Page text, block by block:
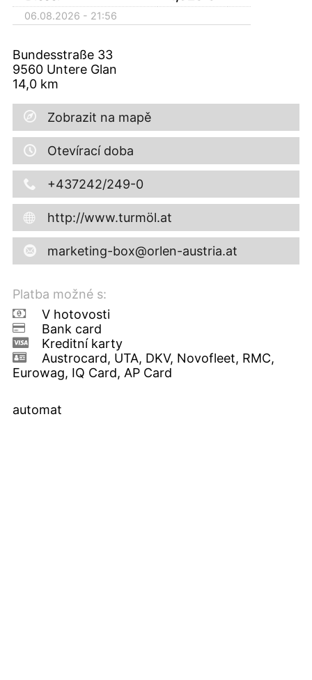
06.08.2026 - 21:56
Bundesstraße 33
9560 Untere Glan
14,0 km
Zobrazit na mapě
Otevírací doba
+437242/249-0
http://www.turmöl.at
marketing-box@orlen-austria.at
Platba možné s:
V hotovosti
Bank card
Kreditní karty
Austrocard, UTA, DKV, Novofleet, RMC,
Eurowag, IQ Card, AP Card
automat